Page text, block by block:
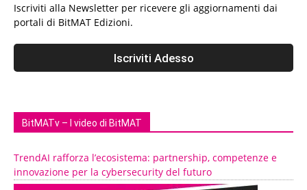
Iscriviti alla Newsletter per ricevere gli aggiornamenti dai
portali di BitMAT Edizioni.
BitMATv – I video di BitMAT
TrendAI rafforza l’ecosistema: partnership, competenze e
innovazione per la cybersecurity del futuro